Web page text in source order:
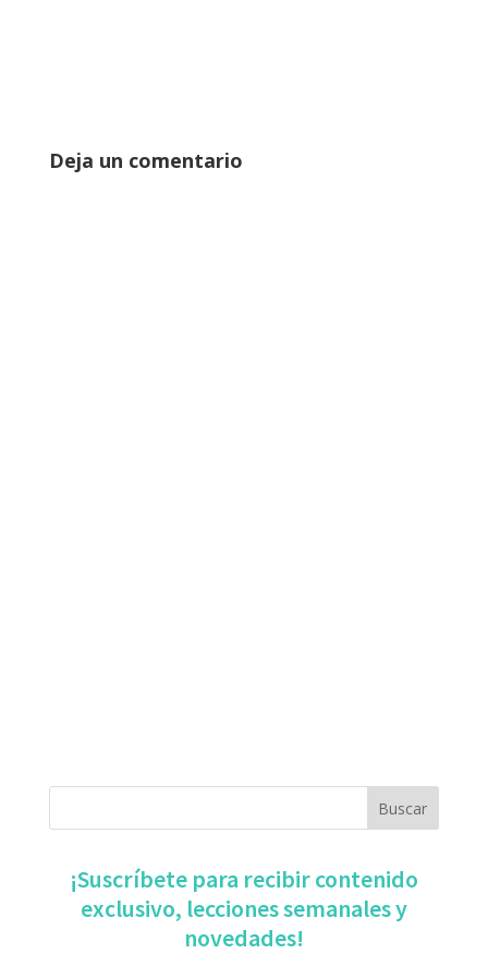
Deja un comentario
​¡Suscríbete para recibir contenido
exclusivo, ​lecciones semanales y
novedades!